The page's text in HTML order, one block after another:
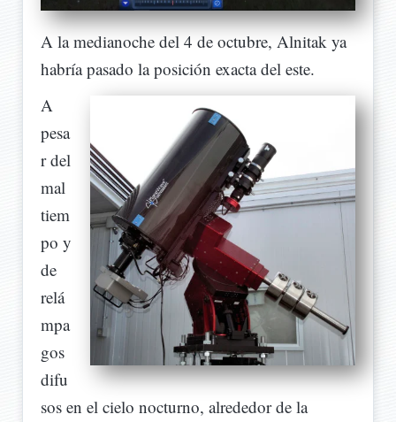
A la medianoche del 4 de octubre, Alnitak ya
habría pasado la posición exacta del este.
A
pesa
r del
mal
tiem
po y
de
relá
mpa
gos
difu
sos en el cielo nocturno, alrededor de la